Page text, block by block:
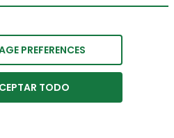
PREFERENCES
TODO